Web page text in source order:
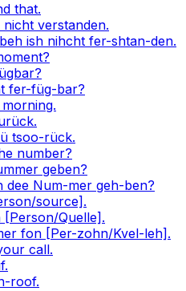
that.
verstanden.
ish nihcht fer-shtan-den.
fer-füg-bar?
tsoo-rück.
number?
geben?
dee Num-mer geh-ben?
source].
Quelle].
fon [Per-zohn/Kvel-leh].
call.
roof.